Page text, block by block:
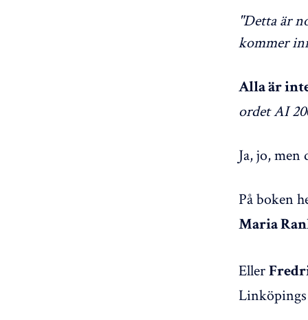
"Detta är
kommer
Alla är
ordet AI
Ja, jo,
På boken
Maria
Eller